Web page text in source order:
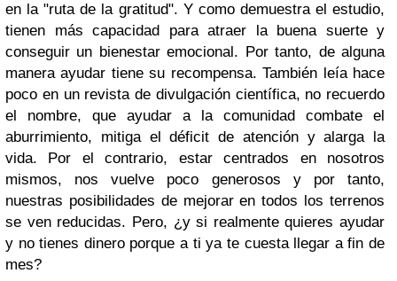
en la "ruta de la gratitud". Y como demuestra el estudio,
tienen más capacidad para atraer la buena suerte y
conseguir un bienestar emocional. Por tanto, de alguna
manera ayudar tiene su recompensa. También leía hace
poco en un revista de divulgación científica, no recuerdo
el nombre, que ayudar a la comunidad combate el
aburrimiento, mitiga el déficit de atención y alarga la
vida. Por el contrario, estar centrados en nosotros
mismos, nos vuelve poco generosos y por tanto,
nuestras posibilidades de mejorar en todos los terrenos
se ven reducidas. Pero, ¿y si realmente quieres ayudar
y no tienes dinero porque a ti ya te cuesta llegar a fin de
mes?